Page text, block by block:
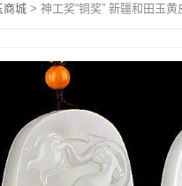
商城 > 神工奖“铜奖” 新疆和田玉